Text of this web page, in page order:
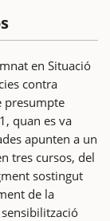
en Situació
contra
presumpte
quan es va
apunten a un
tres cursos, del
sostingut
de la